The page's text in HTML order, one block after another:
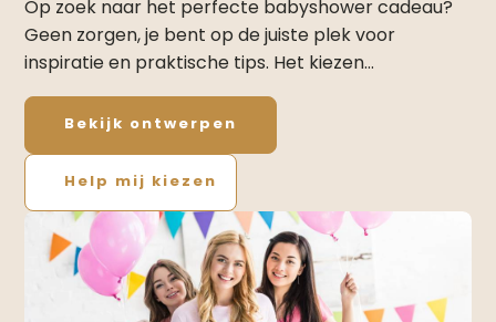
Op zoek naar het perfecte babyshower cadeau?
Geen zorgen, je bent op de juiste plek voor
inspiratie en praktische tips.​ Het kiezen…
Bekijk ontwerpen
Help mij kiezen